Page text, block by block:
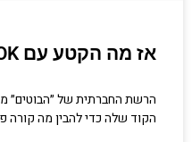
אז מה הקטע עם MOLTBOOK?
הרשת החברתית של ״הבוטים״
הקוד שלה כדי להבין מה קורה